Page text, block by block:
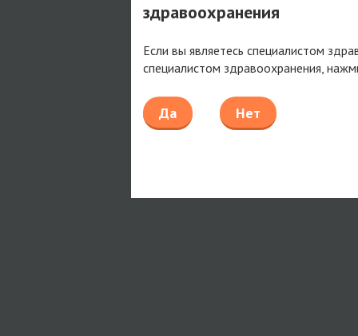
здравоохранения
Если вы являетесь специалистом
специалистом здравоохранения,
Да Нет